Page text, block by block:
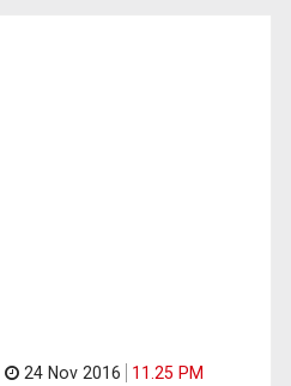
24 Nov 2016 11.25 PM